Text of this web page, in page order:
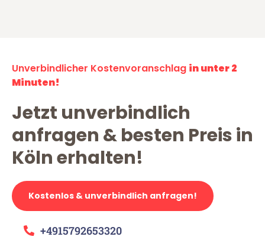
Unverbindlicher Kostenvoranschlag in unter 2
Minuten!
Jetzt unverbindlich
anfragen & besten Preis in
Köln erhalten!
Kostenlos & unverbindlich anfragen!
+4915792653320